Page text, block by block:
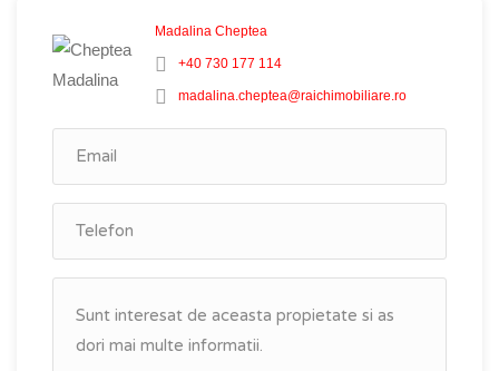
Madalina Cheptea
+40 730 177 114
madalina.cheptea@raichimobiliare.ro